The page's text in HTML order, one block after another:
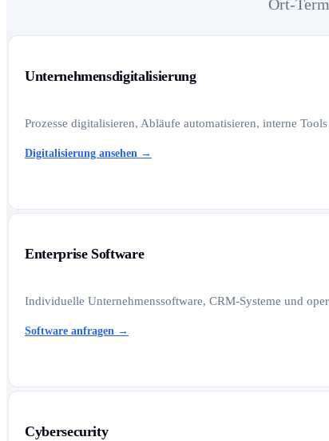
Ort-
Unternehmensdigitalisierung
Prozesse digitalisieren, Abläufe automatisieren, interne
Digitalisierung ansehen →
Enterprise Software
Individuelle Unternehmenssoftware, CRM-Systeme und
Software anfragen →
Cybersecurity